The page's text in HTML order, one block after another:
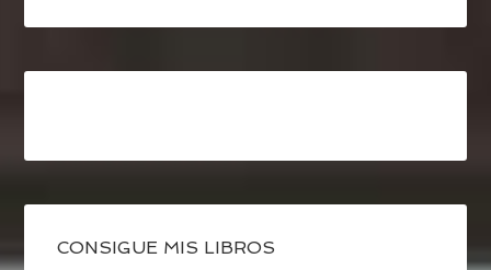
CONSIGUE MIS LIBROS